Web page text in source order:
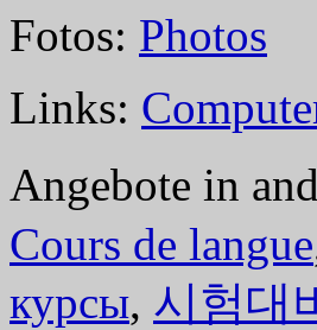
Fotos: Photos
Links:
Angebote in
Cours de langue
курсы, 시험대